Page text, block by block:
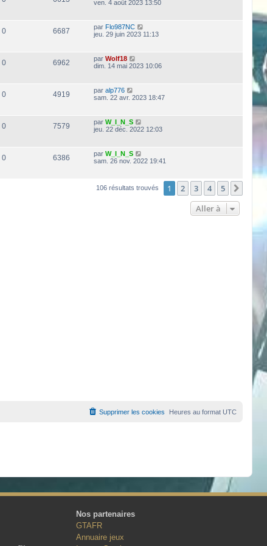
ven. 4 août 2023 13:50
0 6687 par Flo987NC
jeu. 29 juin 2023 11:13
0 6962 par Wolf18
dim. 14 mai 2023 10:06
0 4919 par alp776
sam. 22 avr. 2023 18:47
0 7579 par W_I_N_S
jeu. 22 déc. 2022 12:03
0 6386 par W_I_N_S
sam. 26 nov. 2022 19:41
106 résultats trouvés 1 2 3 4 5
Aller à
Heures au format UTC
Supprimer les cookies
Nos partenaires
GTAFR
Annuaire jeux